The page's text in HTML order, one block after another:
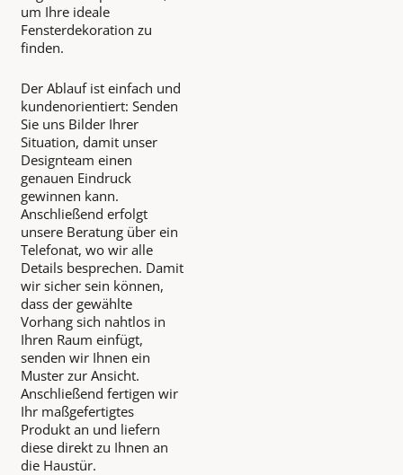
um Ihre ideale
Fensterdekoration zu
finden.
Der Ablauf ist einfach und
kundenorientiert: Senden
Sie uns Bilder Ihrer
Situation, damit unser
Designteam einen
genauen Eindruck
gewinnen kann.
Anschließend erfolgt
unsere Beratung über ein
Telefonat, wo wir alle
Details besprechen. Damit
wir sicher sein können,
dass der gewählte
Vorhang sich nahtlos in
Ihren Raum einfügt,
senden wir Ihnen ein
Muster zur Ansicht.
Anschließend fertigen wir
Ihr maßgefertigtes
Produkt an und liefern
diese direkt zu Ihnen an
die Haustür.